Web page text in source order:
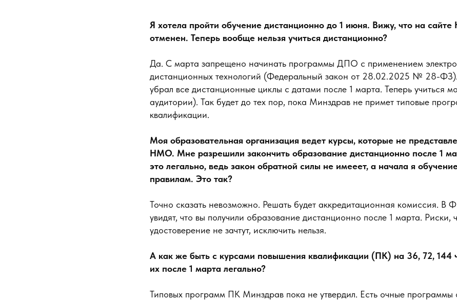
Я хотела пройти обучение дистанционно до 1 июня. Вижу, что на
отменен. Теперь вообще нельзя учиться дистанционно?
Да. С марта запрещено начинать программы ДПО с применением
дистанционных технологий (Федеральный закон от 28.02.2025 № 28-
убрал все дистанционные циклы с датами после 1 марта. Теперь учиться
аудитории). Так будет до тех пор, пока Минздрав не примет типовые
квалификации.
Моя образовательная организация ведет курсы, которые не
НМО. Мне разрешили закончить образование дистанционно после 1
это легально, ведь закон обратной силы не имееет, а начала я
правилам. Это так?
Точно сказать невозможно. Решать будет аккредитационная комиссия. В
увидят, что вы получили образование дистанционно после 1 марта. Риски,
удостоверение не зачтут, исключить нельзя.
А как же быть с курсами повышения квалификации (ПК) на 36, 72, 144
их после 1 марта легально?
Типовых программ ПК Минздрав пока не утвердил. Есть очные программы